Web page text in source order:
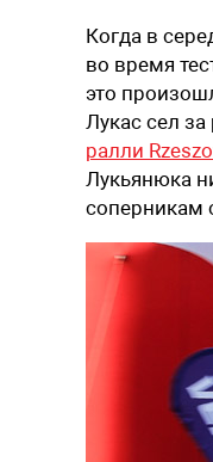
Когда в
во время
это
Лукас сел
ралли
Лукьянюка
соперникам